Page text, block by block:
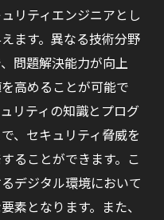
リティエンジニアとし
ます。異なる技術分野
問題解決能力が向上
高めることが可能で
リティの知識とプログ
、セキュリティ脅威を
ることができます。こ
デジタル環境において
素となります。また、